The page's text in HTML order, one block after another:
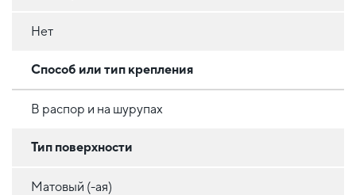
Нет
Способ или тип крепления
В распор и на шурупах
Тип поверхности
Матовый (-ая)